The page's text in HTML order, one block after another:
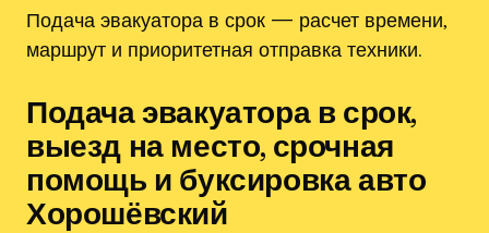
Подача эвакуатора в срок — расчет времени,
маршрут и приоритетная отправка техники.
Подача эвакуатора в срок,
выезд на место, срочная
помощь и буксировка авто
Хорошёвский